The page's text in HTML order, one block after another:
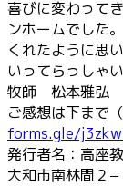
喜びに変わって
ンホームでした
くれたように思い
いってらっしゃい
牧師 松本雅弘
ご感想は下まで
forms.gle/
発行者名：高座
大和市南林間２−